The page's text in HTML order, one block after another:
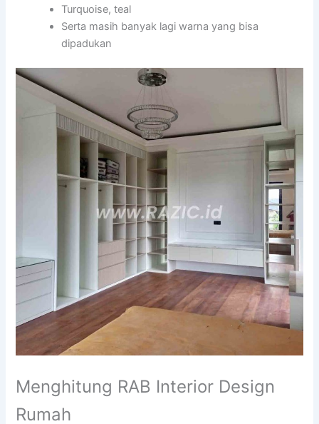
Turquoise, teal
Serta masih banyak lagi warna yang bisa
dipadukan
Menghitung RAB Interior Design
Rumah